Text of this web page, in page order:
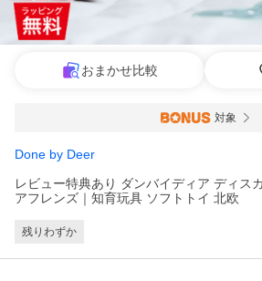
おまかせ比較
対象
Done by Deer
レビュー特典あり ダンバイディア ディス
アフレンズ｜知育玩具 ソフトトイ 北欧
残りわずか